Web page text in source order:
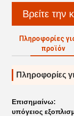
Βρείτε την
Πληροφορίες
προϊόν
Πληροφορίες
Επισημαίνω:
υπόγειος